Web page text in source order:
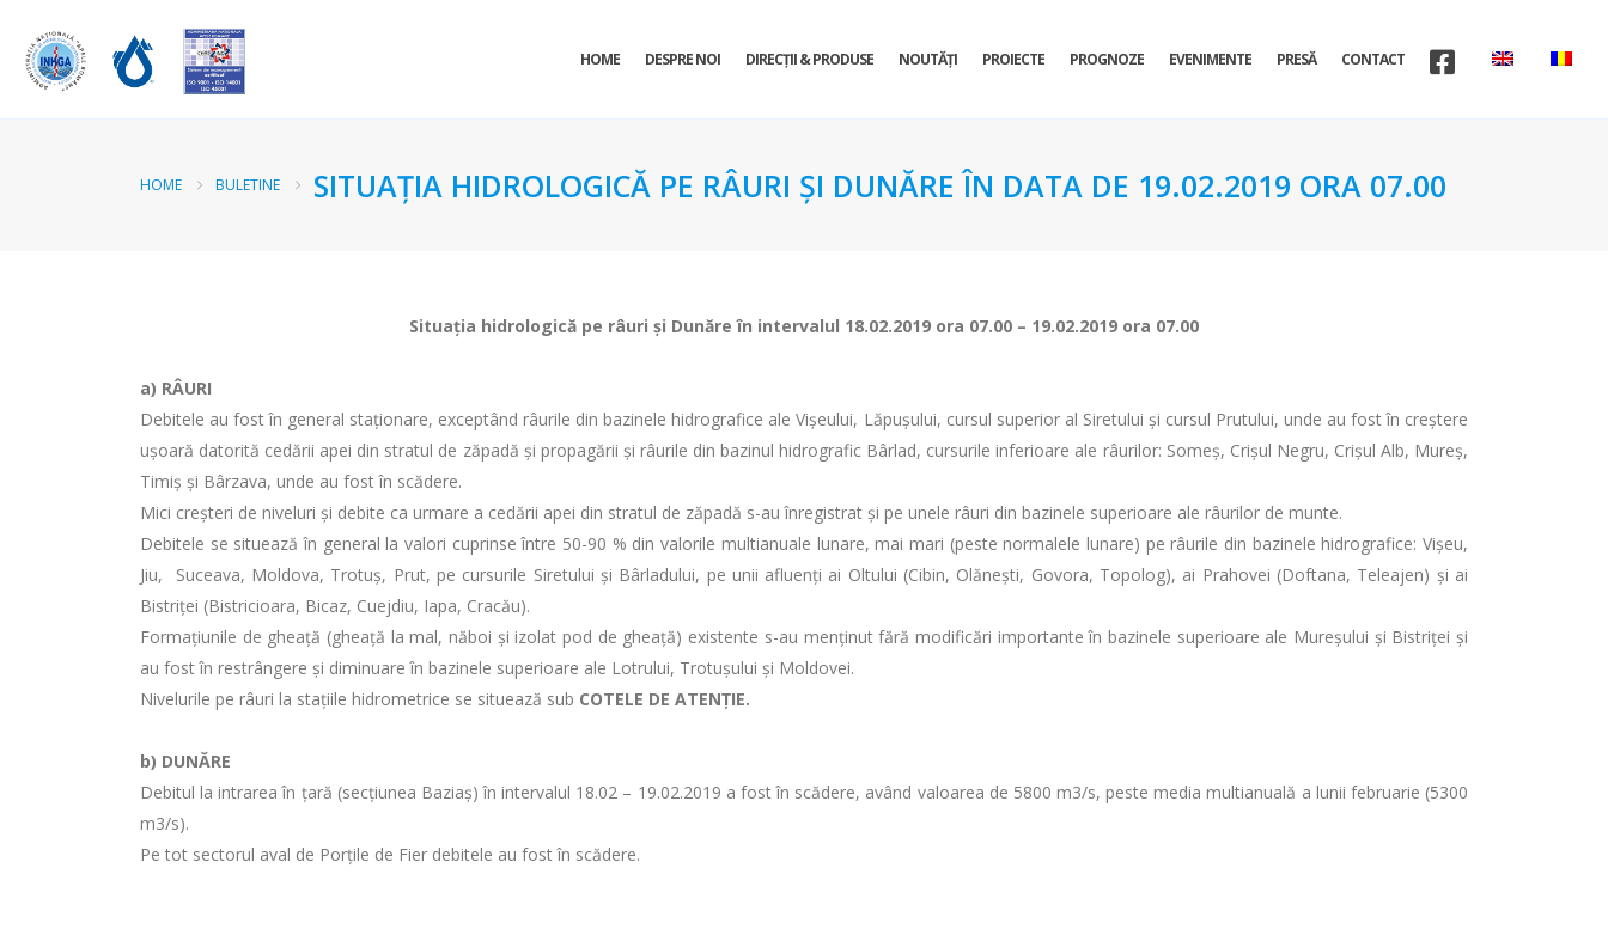
HOME DESPRE NOI DIRECŢII & PRODUSE NOUTĂȚI PROIECTE PROGNOZE EVENIMENTE PRESĂ CONTACT
HOME BULETINE SITUAŢIA HIDROLOGICĂ PE RÂURI ŞI DUNĂRE ÎN DATA DE 19.02.2019 ORA 07.00
Situaţia hidrologică pe râuri şi Dunăre în intervalul 18.02.2019 ora 07.00 – 19.02.2019 ora 07.00
a) RÂURI
Debitele au fost în general staţionare, exceptând râurile din bazinele hidrografice ale Vișeului, Lăpușului, cursul superior al Siretului şi cursul Prutului, unde au fost în creştere
uşoară datorită cedării apei din stratul de zăpadă şi propagării şi râurile din bazinul hidrografic Bârlad, cursurile inferioare ale râurilor: Someș, Crișul Negru, Crișul Alb, Mureș,
Timiș și Bârzava, unde au fost în scădere.
Mici creșteri de niveluri și debite ca urmare a cedării apei din stratul de zăpadă s-au înregistrat și pe unele râuri din bazinele superioare ale râurilor de munte.
Debitele se situează în general la valori cuprinse între 50-90 % din valorile multianuale lunare, mai mari (peste normalele lunare) pe râurile din bazinele hidrografice: Vişeu,
Jiu, Suceava, Moldova, Trotuş, Prut, pe cursurile Siretului şi Bârladului, pe unii afluenţi ai Oltului (Cibin, Olăneşti, Govora, Topolog), ai Prahovei (Doftana, Teleajen) şi ai
Bistriţei (Bistricioara, Bicaz, Cuejdiu, Iapa, Cracău).
Formațiunile de gheață (gheaţă la mal, năboi și izolat pod de gheaţă) existente s-au menținut fără modificări importante în bazinele superioare ale Mureșului și Bistriței și
au fost în restrângere și diminuare în bazinele superioare ale Lotrului, Trotuşului și Moldovei.
Nivelurile pe râuri la stațiile hidrometrice se situează sub COTELE DE ATENȚIE.
b) DUNĂRE
Debitul la intrarea în ţară (secţiunea Baziaş) în intervalul 18.02 – 19.02.2019 a fost în scădere, având valoarea de 5800 m3/s, peste media multianuală a lunii februarie (5300
m3/s).
Pe tot sectorul aval de Porţile de Fier debitele au fost în scădere.